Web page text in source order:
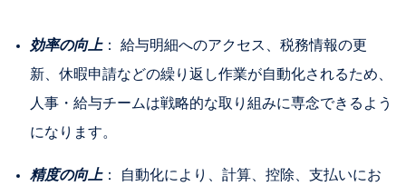
効率の向上： 給与明細へのアクセス、税務情報の更
新、休暇申請などの繰り返し作業が自動化されるため、
人事・給与チームは戦略的な取り組みに専念できるよう
になります。
精度の向上： 自動化により、計算、控除、支払いにお